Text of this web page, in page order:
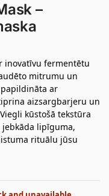
–
inovatīvu fermentētu
mitrumu un
ar
aizsargbarjeru un
kūstošā tekstūra
lipīguma,
rituālu jūsu